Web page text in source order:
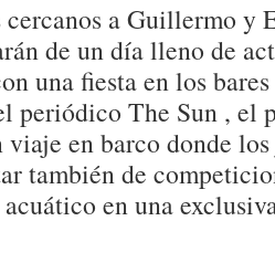
cercanos a Guillermo y
de un día lleno de
una fiesta en los
periódico The Sun , el
viaje en barco donde
también de
en una